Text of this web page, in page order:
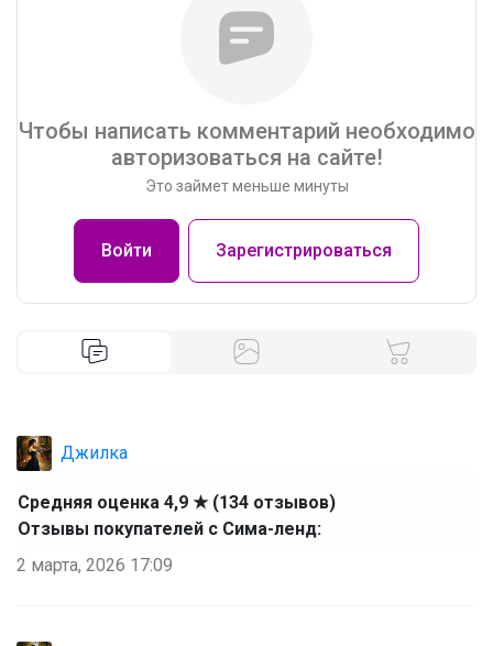
Чтобы написать комментарий необходимо
авторизоваться на сайте!
Это займет меньше минуты
Войти Зарегистрироваться
Джилка
Средняя оценка 4,9 ★ (134 отзывов)
Отзывы покупателей с Сима-ленд:
2 марта, 2026 17:09